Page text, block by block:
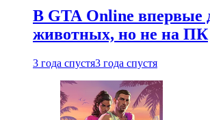
В GTA Online впервые
животных, но не на ПК
3 года спустя3 года спустя